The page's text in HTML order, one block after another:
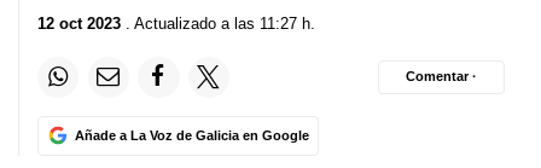
12 oct 2023 . Actualizado a las 11:27 h.
Añade a La Voz de Galicia en Google
Comentar ·